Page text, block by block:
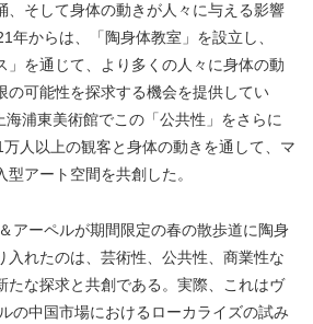
、そして身体の動きが人々に与える影響
年からは、「陶身体教室」を設立し、
」を通じて、より多くの人々に身体の動
の可能性を探求する機会を提供してい
浦東美術館でこの「公共性」をさらに
人以上の観客と身体の動きを通して、マ
アート空間を共創した。
アーペルが期間限定の春の散歩道に陶身
入れたのは、芸術性、公共性、商業性な
たな探求と共創である。実際、これはヴ
の中国市場におけるローカライズの試み